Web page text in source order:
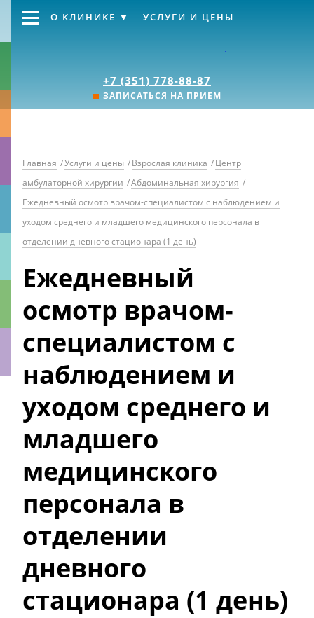
+7 (351) 778-88-87
ЗАПИСАТЬСЯ НА ПРИЕМ
О КЛИНИКЕ УСЛУГИ И ЦЕНЫ
Главная /Услуги и цены /Взрослая клиника /Центр
амбулаторной хирургии /Абдоминальная хирургия /
Ежедневный осмотр врачом-специалистом с наблюдением и
уходом среднего и младшего медицинского персонала в
отделении дневного стационара (1 день)
Ежедневный
осмотр врачом-
специалистом с
наблюдением и
уходом среднего и
младшего
медицинского
персонала в
отделении
дневного
стационара (1 день)